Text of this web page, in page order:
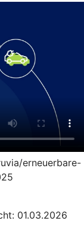
erneuerbare-
01.03.2026